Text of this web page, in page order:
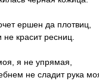
ершен да плотвиц,
не красит ресниц.
я не упрямая,
не сладит рука